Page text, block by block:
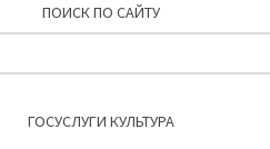
ПОИСК ПО САЙТУ
ГОСУСЛУГИ КУЛЬТУРА